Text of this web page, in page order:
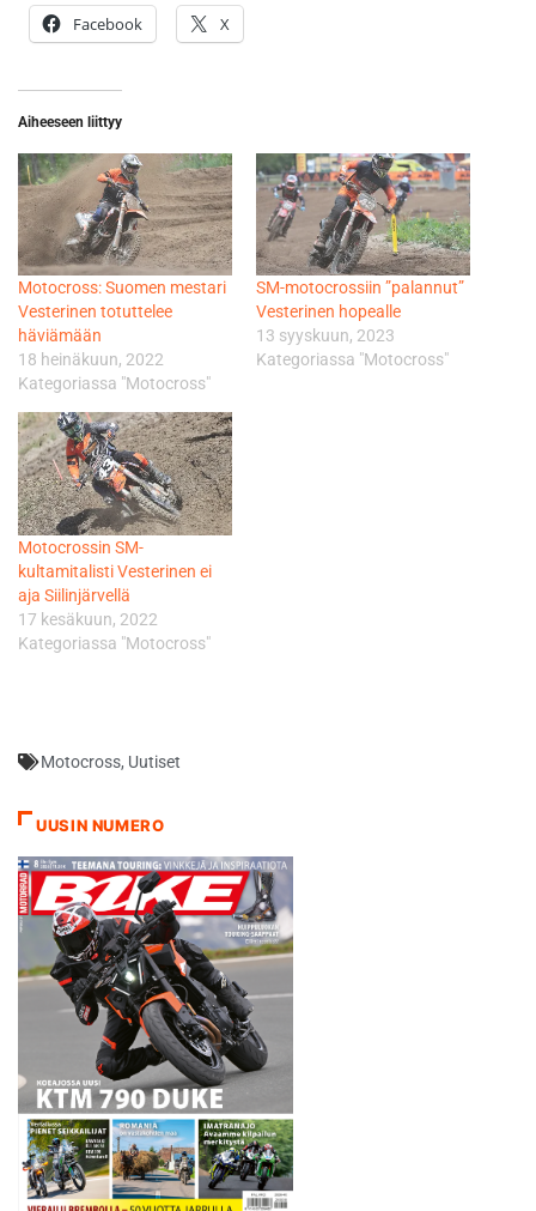
Facebook X
Aiheeseen liittyy
Motocross: Suomen mestari
Vesterinen totuttelee
häviämään
18 heinäkuun, 2022
Kategoriassa "Motocross"
SM-motocrossiin ”palannut”
Vesterinen hopealle
13 syyskuun, 2023
Kategoriassa "Motocross"
Motocrossin SM-
kultamitalisti Vesterinen ei
aja Siilinjärvellä
17 kesäkuun, 2022
Kategoriassa "Motocross"
Motocross, Uutiset
UUSIN NUMERO